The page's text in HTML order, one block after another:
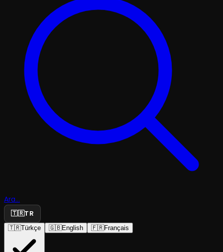
Ara...
🇹🇷TR
🇹🇷Türkçe 🇬🇧English 🇫🇷Français